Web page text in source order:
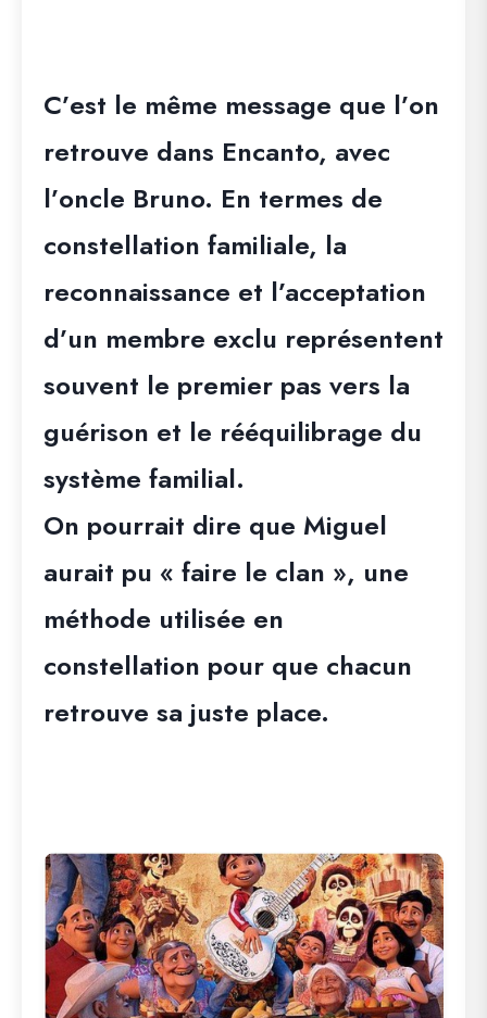
C’est le même message que l’on
retrouve dans Encanto, avec
l’oncle Bruno. En termes de
constellation familiale, la
reconnaissance et l’acceptation
d’un membre exclu représentent
souvent le premier pas vers la
guérison et le rééquilibrage du
système familial.
On pourrait dire que Miguel
aurait pu « faire le clan », une
méthode utilisée en
constellation pour que chacun
retrouve sa juste place.